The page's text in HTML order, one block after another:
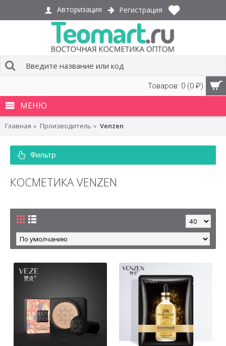
Авторизация Регистрация
Товаров: 0 (0 ₽)
МЕНЮ
Главная Производитель Venzen
Фильтр
КОСМЕТИКА VENZEN